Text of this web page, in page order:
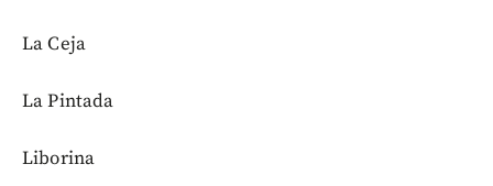
La Ceja
La Pintada
Liborina